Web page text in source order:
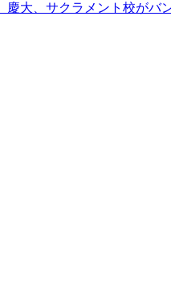
大、サクラメント校がバ